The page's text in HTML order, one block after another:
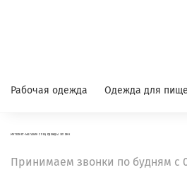
Рабочая одежда Одежда для
ИНТЕРНЕТ-МАГАЗИН СПЕЦОДЕЖДЫ ФЛОКК
Принимаем звонки по будням с